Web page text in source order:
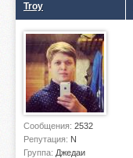
Troy
Сообщения: 2532
Репутация: N
Группа: Джедаи